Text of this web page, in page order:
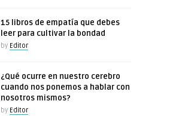
15 libros de empatía que debes
leer para cultivar la bondad
by Editor
¿Qué ocurre en nuestro cerebro
cuando nos ponemos a hablar con
nosotros mismos?
by Editor